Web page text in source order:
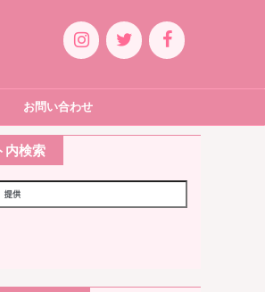
お問い合わせ
内検索